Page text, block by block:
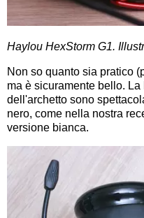
Haylou HexStorm G1.
Non so quanto sia pratico
ma è sicuramente bello.
dell'archetto sono
nero, come nella nostra
versione bianca.